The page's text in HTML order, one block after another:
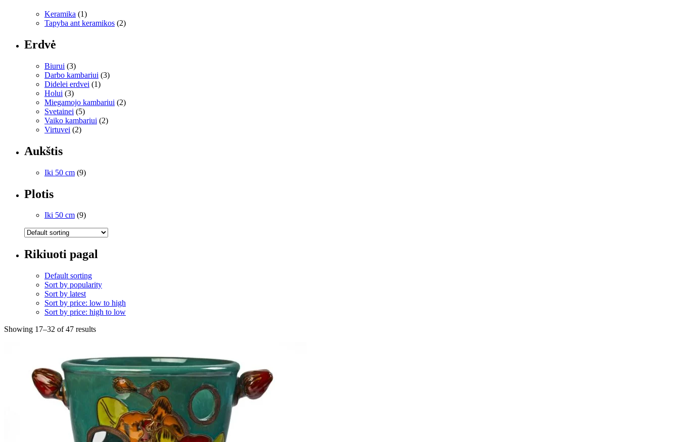
Keramika (1)
Tapyba ant keramikos (2)
Erdvė
Biurui (3)
Darbo kambariui (3)
Didelei erdvei (1)
Holui (3)
Miegamojo kambariui (2)
Svetainei (5)
Vaiko kambariui (2)
Virtuvei (2)
Aukštis
Iki 50 cm (9)
Plotis
Iki 50 cm (9)
Rikiuoti pagal
Default sorting
Sort by popularity
Sort by latest
Sort by price: low to high
Sort by price: high to low
Showing 17–32 of 47 results